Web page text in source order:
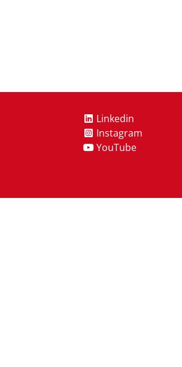
Linkedin
Instagram
YouTube